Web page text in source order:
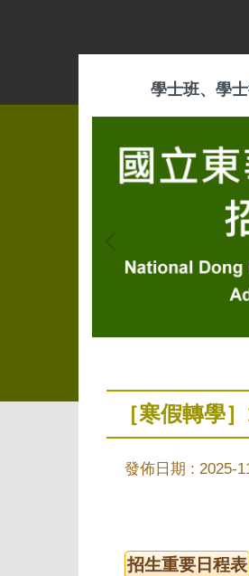
學士班、學
［寒假轉學
發佈日期 : 2025-
招生重要日程表